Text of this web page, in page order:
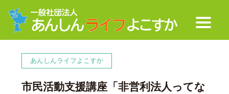
あんしんライフよこすか
市民活動支援講座「非営利法人ってな